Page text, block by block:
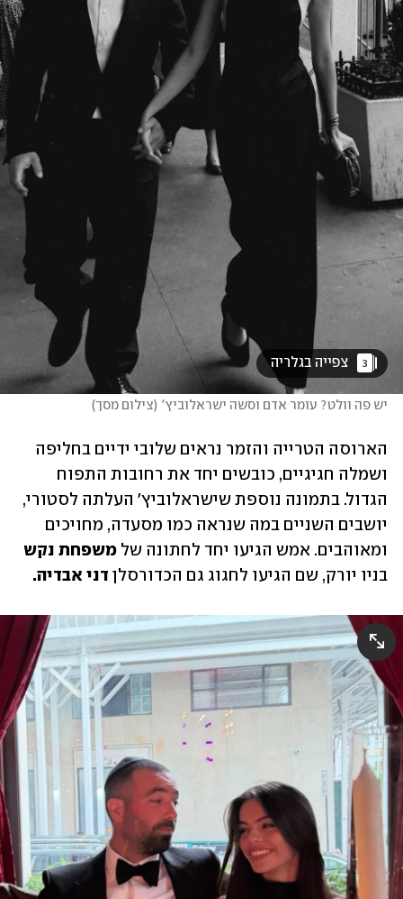
3
יש פה וולט? עומר אדם וסשה ישראלוביץ' (צילום מסך)
ומאוהבים. אמש הגיעו יחד לחתונה של משפחת נקש
בניו יורק, שם הגיעו לחגוג גם הכדורסלן דני אבדיה.